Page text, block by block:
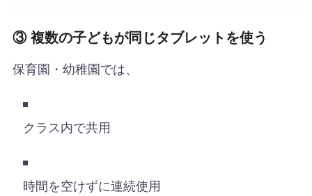
③ 複数の子どもが同じタブレットを使う
保育園・幼稚園では、
クラス内で共用
時間を空けずに連続使用